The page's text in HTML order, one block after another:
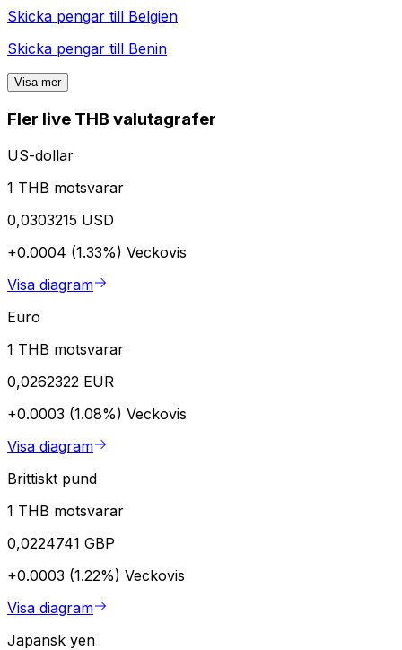
Skicka pengar till Belgien
Skicka pengar till Benin
Visa mer
Fler live THB valutagrafer
US-dollar
1 THB motsvarar
0,0303215 USD
+0.0004 (1.33%) Veckovis
Visa diagram
Euro
1 THB motsvarar
0,0262322 EUR
+0.0003 (1.08%) Veckovis
Visa diagram
Brittiskt pund
1 THB motsvarar
0,0224741 GBP
+0.0003 (1.22%) Veckovis
Visa diagram
Japansk yen